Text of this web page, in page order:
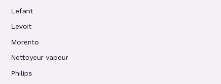
Lefant
Levoit
Morento
Nettoyeur vapeur
Philips